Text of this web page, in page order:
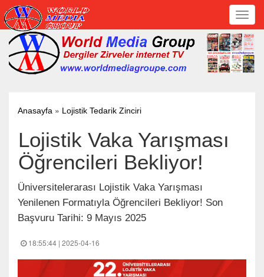
Anasayfa » Lojistik Tedarik Zinciri
Lojistik Vaka Yarışması
Öğrencileri Bekliyor!
Üniversitelerarası Lojistik Vaka Yarışması
Yenilenen Formatıyla Öğrencileri Bekliyor! Son
Başvuru Tarihi: 9 Mayıs 2025
18:55:44 | 2025-04-16